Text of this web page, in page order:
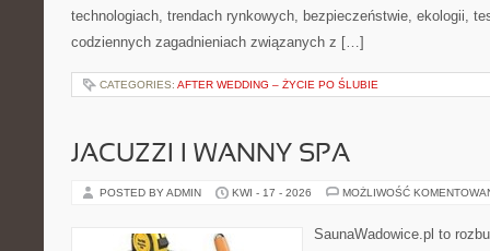
technologiach, trendach rynkowych, bezpieczeństwie, ekologii,
codziennych zagadnieniach związanych z […]
CATEGORIES: AFTER WEDDING – ŻYCIE PO ŚLUBIE
JACUZZI I WANNY SPA
POSTED BY ADMIN KWI - 17 - 2026 MOŻLIWOŚĆ
SaunaWadowice.pl to